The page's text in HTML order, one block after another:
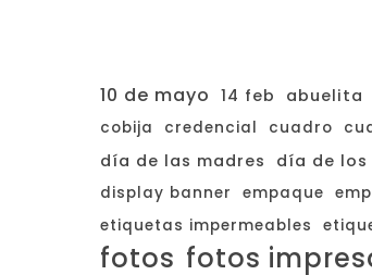
10 de mayo 14 feb abuelita
cobija
credencial cuadro
día de las madres
día de los
display banner empaque
etiquetas impermeables
fotos fotos